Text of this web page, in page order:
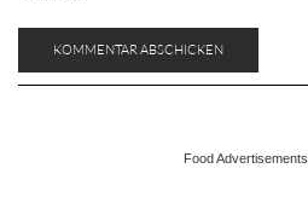
Food Advertisements